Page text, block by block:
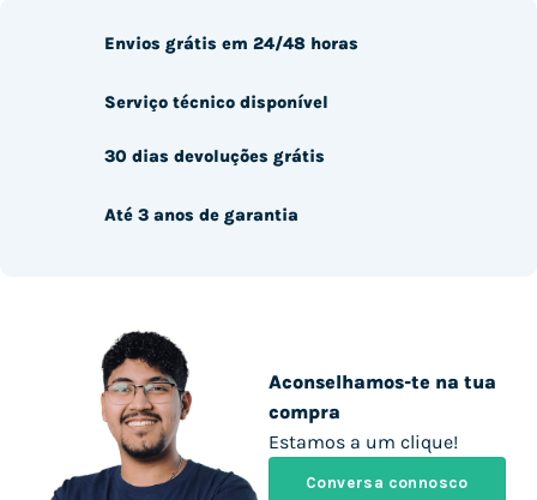
Aconselhamos-te na tua
compra
Estamos a um clique!
Conversa connosco
Envios grátis em 24/48 horas
Serviço técnico disponível
30 dias devoluções grátis
Até 3 anos de garantia